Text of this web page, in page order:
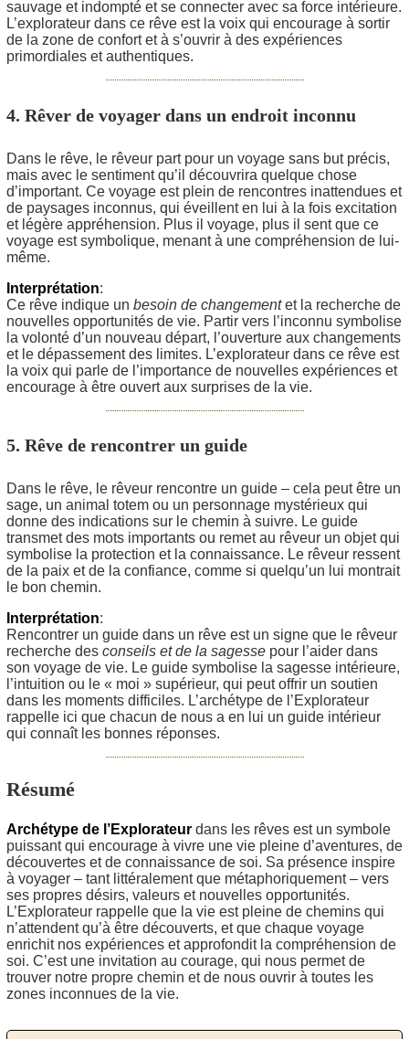
sauvage et indompté et se connecter avec sa force intérieure.
L’explorateur dans ce rêve est la voix qui encourage à sortir
de la zone de confort et à s’ouvrir à des expériences
primordiales et authentiques.
4. Rêver de voyager dans un endroit inconnu
Dans le rêve, le rêveur part pour un voyage sans but précis,
mais avec le sentiment qu’il découvrira quelque chose
d’important. Ce voyage est plein de rencontres inattendues et
de paysages inconnus, qui éveillent en lui à la fois excitation
et légère appréhension. Plus il voyage, plus il sent que ce
voyage est symbolique, menant à une compréhension de lui-
même.
Interprétation:
Ce rêve indique un besoin de changementet la recherche de
nouvelles opportunités de vie. Partir vers l’inconnu symbolise
la volonté d’un nouveau départ, l’ouverture aux changements
et le dépassement des limites. L’explorateur dans ce rêve est
la voix qui parle de l’importance de nouvelles expériences et
encourage à être ouvert aux surprises de la vie.
5. Rêve de rencontrer un guide
Dans le rêve, le rêveur rencontre un guide – cela peut être un
sage, un animal totem ou un personnage mystérieux qui
donne des indications sur le chemin à suivre. Le guide
transmet des mots importants ou remet au rêveur un objet qui
symbolise la protection et la connaissance. Le rêveur ressent
de la paix et de la confiance, comme si quelqu’un lui montrait
le bon chemin.
Interprétation:
Rencontrer un guide dans un rêve est un signe que le rêveur
recherche des conseils et de la sagesse pour l’aider dans
son voyage de vie. Le guide symbolise la sagesse intérieure,
l’intuition ou le « moi » supérieur, qui peut offrir un soutien
dans les moments difficiles. L’archétype de l’Explorateur
rappelle ici que chacun de nous a en lui un guide intérieur
qui connaît les bonnes réponses.
Résumé
Archétype de l’Explorateur dans les rêves est un symbole
puissant qui encourage à vivre une vie pleine d’aventures, de
découvertes et de connaissance de soi. Sa présence inspire
à voyager – tant littéralement que métaphoriquement – vers
ses propres désirs, valeurs et nouvelles opportunités.
L’Explorateur rappelle que la vie est pleine de chemins qui
n’attendent qu’à être découverts, et que chaque voyage
enrichit nos expériences et approfondit la compréhension de
soi. C’est une invitation au courage, qui nous permet de
trouver notre propre chemin et de nous ouvrir à toutes les
zones inconnues de la vie.